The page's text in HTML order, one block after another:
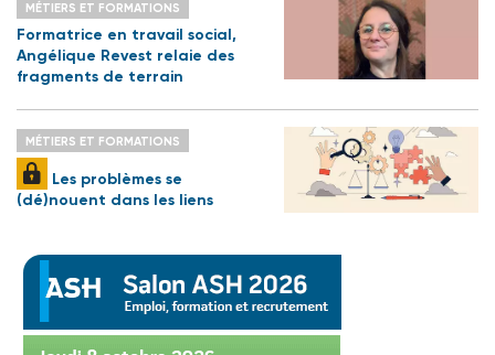
MÉTIERS ET FORMATIONS
Formatrice en travail social,
Angélique Revest relaie des
fragments de terrain
MÉTIERS ET FORMATIONS
Les problèmes se
(dé)nouent dans les liens